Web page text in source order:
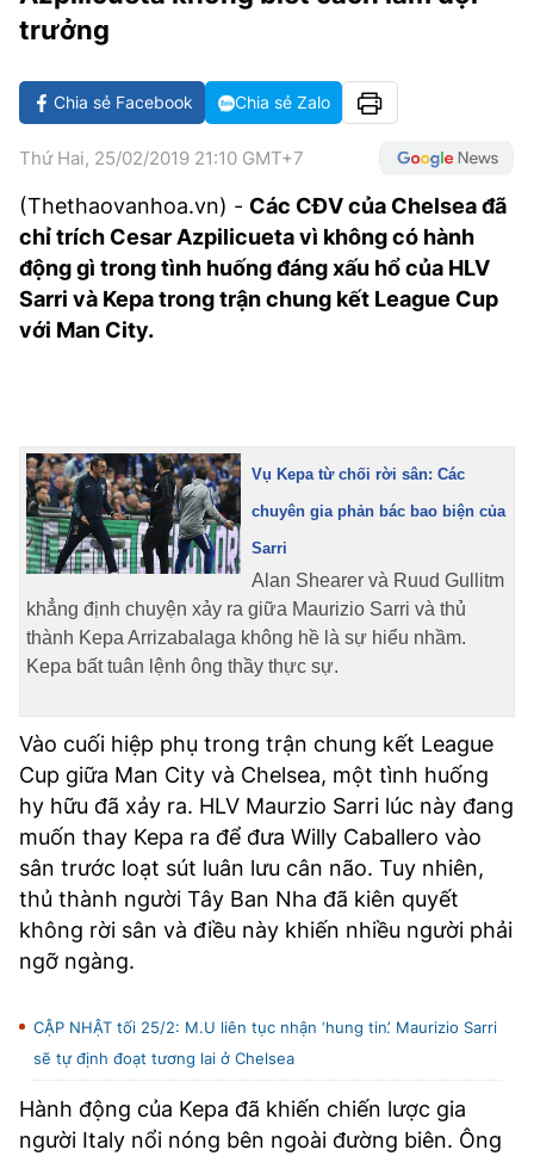
GOLF
CÁC CÚP CHÂU ÂU
GIẢI TRÍ
CÔNG NGHIỆP VĂN HÓA
X-QUANG TIN ĐỒN
VIẾT LẠI ƯỚC MƠ
PHIM
ÂM NHẠC
KBIZ
DU LỊCH
TIN TỨC
ẢNH
ẨM THỰC
THẾ GIỚI SAO
HIGHTECH
TIÊU ĐIỂM - SPOTLIGHT
BẠN CẦN BIẾT
ẢNH
BÁO GIẤY
TRA CỨU PHƯỜNG XÃ
CỐNG HIẾN
BÙI XUÂN PHÁI
LIÊN HỆ QUẢNG CÁO
Hotline: 0981.119.189
Điện thoại: 024.38254756
MẠNG XÃ HỘI
trưởng
Chia sẻ Facebook Chia sẻ Zalo
Thứ Hai, 25/02/2019 21:10 GMT+7
(Thethaovanhoa.vn) - Các CĐV của Chelsea đã
chỉ trích Cesar Azpilicueta vì không có hành
động gì trong tình huống đáng xấu hổ của HLV
Sarri và Kepa trong trận chung kết League Cup
với Man City.
Vụ Kepa từ chối rời sân: Các
chuyên gia phản bác bao biện của
Sarri
Alan Shearer và Ruud Gullitm
khẳng định chuyện xảy ra giữa Maurizio Sarri và thủ
thành Kepa Arrizabalaga không hề là sự hiểu nhầm.
Kepa bất tuân lệnh ông thầy thực sự.
Vào cuối hiệp phụ trong trận chung kết League
Cup giữa Man City và Chelsea, một tình huống
hy hữu đã xảy ra. HLV Maurzio Sarri lúc này đang
muốn thay Kepa ra để đưa Willy Caballero vào
sân trước loạt sút luân lưu cân não. Tuy nhiên,
thủ thành người Tây Ban Nha đã kiên quyết
không rời sân và điều này khiến nhiều người phải
ngỡ ngàng.
CẬP NHẬT tối 25/2: M.U liên tục nhận ‘hung tin’. Maurizio Sarri
sẽ tự định đoạt tương lai ở Chelsea
Hành động của Kepa đã khiến chiến lược gia
người Italy nổi nóng bên ngoài đường biên. Ông